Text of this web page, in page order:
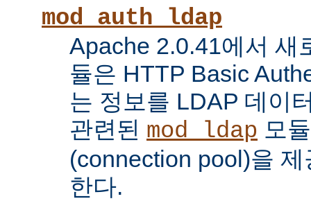
mod_auth_ldap
Apache 2.0.41에서 새
듈은 HTTP Basic
는 정보를 LDAP 데이
관련된 mod_ldap 모
(connection pool)을
한다.